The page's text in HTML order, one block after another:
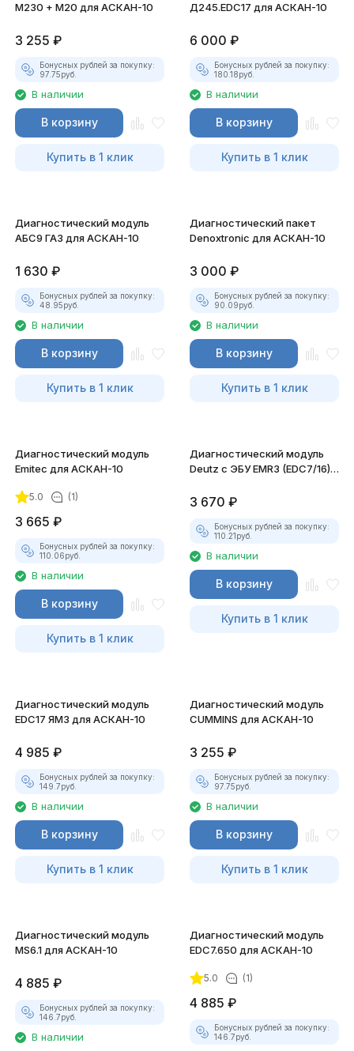
М230 + М20 для АСКАН-10
3 255 ₽
Бонусных рублей за покупку:
97.75руб.
В наличии
В корзину
Купить в 1 клик
Д245.EDC17 для АСКАН-10
6 000 ₽
Бонусных рублей за покупку:
180.18руб.
В наличии
В корзину
Купить в 1 клик
Диагностический модуль
АБС9 ГАЗ для АСКАН-10
1 630 ₽
Бонусных рублей за покупку:
48.95руб.
В наличии
В корзину
Купить в 1 клик
Диагностический пакет
Denoxtronic для АСКАН-10
3 000 ₽
Бонусных рублей за покупку:
90.09руб.
В наличии
В корзину
Купить в 1 клик
Диагностический модуль
Emitec для АСКАН-10
5.0 (1)
3 665 ₽
Бонусных рублей за покупку:
110.06руб.
В наличии
В корзину
Купить в 1 клик
Диагностический модуль
Deutz с ЭБУ EMR3 (EDC7/16)
3 670 ₽
Бонусных рублей за покупку:
110.21руб.
В наличии
В корзину
Купить в 1 клик
Диагностический модуль
EDC17 ЯМЗ для АСКАН-10
4 985 ₽
Бонусных рублей за покупку:
149.7руб.
В наличии
В корзину
Купить в 1 клик
Диагностический модуль
CUMMINS для АСКАН-10
3 255 ₽
Бонусных рублей за покупку:
97.75руб.
В наличии
В корзину
Купить в 1 клик
Диагностический модуль
MS6.1 для АСКАН-10
4 885 ₽
Бонусных рублей за покупку:
146.7руб.
В наличии
Диагностический модуль
EDC7.650 для АСКАН-10
5.0 (1)
4 885 ₽
Бонусных рублей за покупку:
146.7руб.